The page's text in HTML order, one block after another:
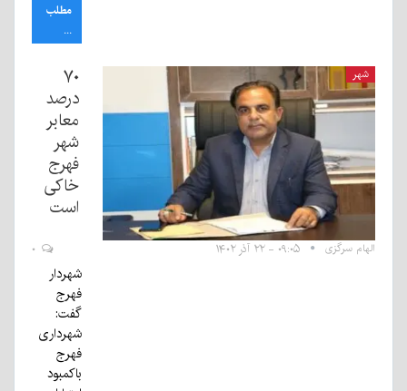
مطلب
...
شهر
۷۰
درصد
معابر
شهر
فهرج
خاکی
است
الهام سرگزی ۰۹:۰۵ - ۲۲ آذر ۱۴۰۲
شهردار
فهرج
گفت:
شهرداری
فهرج
باکمبود